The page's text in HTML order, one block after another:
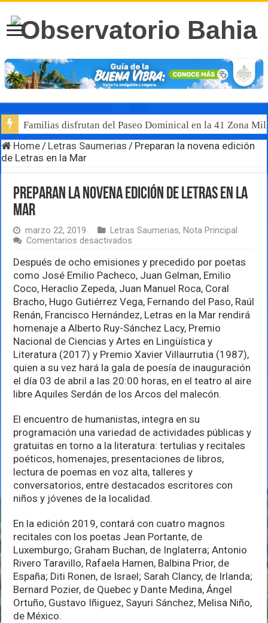
Familias disfrutan del Paseo Dominical en la 41 Zona
Home / Letras Saumerias / Preparan la novena edición
de Letras en la Mar
Preparan la novena edición de Letras en la
Mar
marzo 22, 2019 Letras Saumerias, Nota Principal
Comentarios desactivados
la
novena
edición
de
Letras
en
la
Mar
Después de ocho emisiones y precedido por poetas
como José Emilio Pacheco, Juan Gelman, Emilio
Coco, Heraclio Zepeda, Juan Manuel Roca, Coral
Bracho, Hugo Gutiérrez Vega, Fernando del Paso, Raúl
Renán, Francisco Hernández, Letras en la Mar rendirá
homenaje a Alberto Ruy-Sánchez Lacy, Premio
Nacional de Ciencias y Artes en Lingüística y
Literatura (2017) y Premio Xavier Villaurrutia (1987),
quien a su vez hará la gala de poesía de inauguración
el día 03 de abril a las 20:00 horas, en el teatro al aire
libre Aquiles Serdán de los Arcos del malecón.
El encuentro de humanistas, integra en su
programación una variedad de actividades públicas y
gratuitas en torno a la literatura: tertulias y recitales
poéticos, homenajes, presentaciones de libros,
lectura de poemas en voz alta, talleres y
conversatorios, entre destacados escritores con
niños y jóvenes de la localidad.
En la edición 2019, contará con cuatro magnos
recitales con los poetas Jean Portante, de
Luxemburgo; Graham Buchan, de Inglaterra; Antonio
Rivero Taravillo, Rafaela Hamen, Balbina Prior, de
España; Diti Ronen, de Israel; Sarah Clancy, de Irlanda;
Bernard Pozier, de Quebec y Dante Medina, Ángel
Ortuño, Gustavo Iñiguez, Sayuri Sánchez, Melisa Niño,
de México.